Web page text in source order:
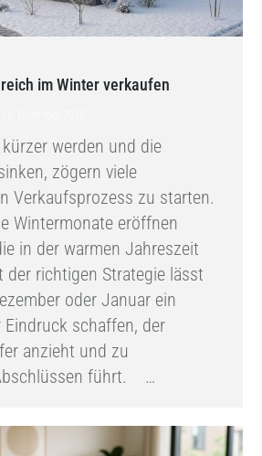
im Winter verkaufen
werden und die
zögern viele
Verkaufsprozess zu starten.
Wintermonate eröffnen
in der warmen Jahreszeit
der richtigen Strategie lässt
oder Januar ein
Eindruck schaffen, der
anzieht und zu
führt. …